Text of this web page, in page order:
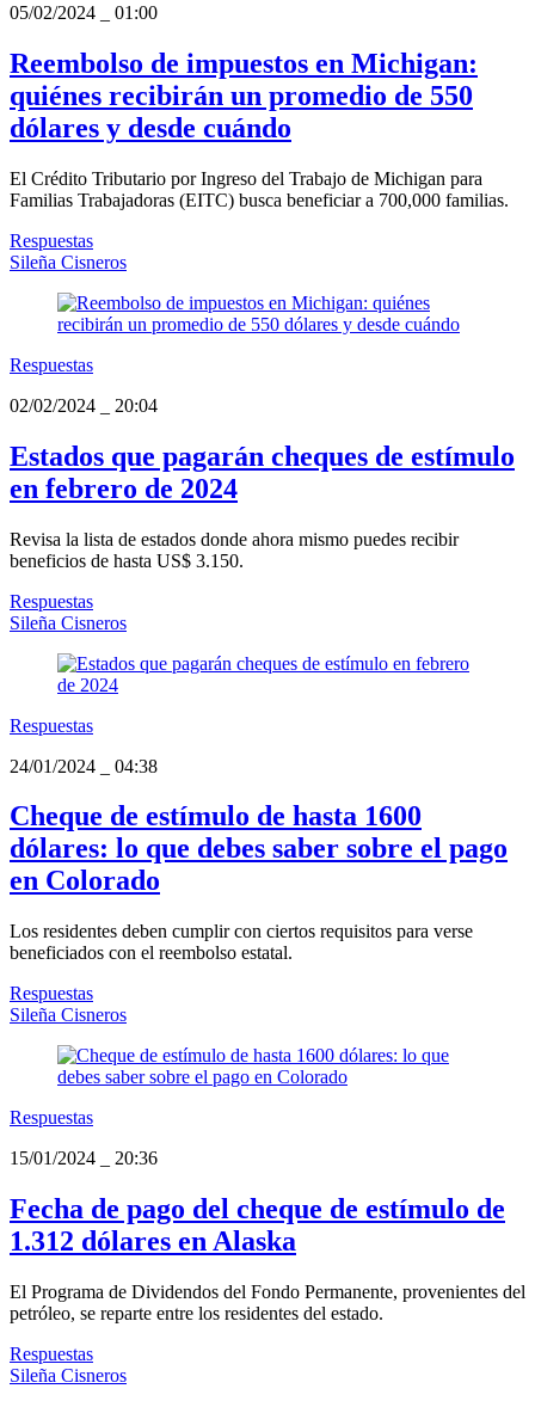
05/02/2024
01:00
Reembolso de impuestos en Michigan:
quiénes recibirán un promedio de 550
dólares y desde cuándo
El Crédito Tributario por Ingreso del Trabajo de Michigan para
Familias Trabajadoras (EITC) busca beneficiar a 700,000 familias.
Respuestas
Sileña Cisneros
Respuestas
02/02/2024
20:04
Estados que pagarán cheques de estímulo
en febrero de 2024
Revisa la lista de estados donde ahora mismo puedes recibir
beneficios de hasta US$ 3.150.
Respuestas
Sileña Cisneros
Respuestas
24/01/2024
04:38
Cheque de estímulo de hasta 1600
dólares: lo que debes saber sobre el pago
en Colorado
Los residentes deben cumplir con ciertos requisitos para verse
beneficiados con el reembolso estatal.
Respuestas
Sileña Cisneros
Respuestas
15/01/2024
20:36
Fecha de pago del cheque de estímulo de
1.312 dólares en Alaska
El Programa de Dividendos del Fondo Permanente, provenientes del
petróleo, se reparte entre los residentes del estado.
Respuestas
Sileña Cisneros